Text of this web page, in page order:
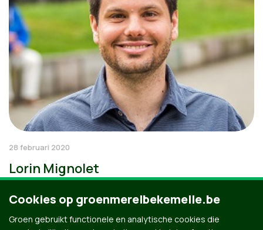
28 februari 2020
Lorin Mignolet
Cookies op groenmerelbekemelle.be
Groen gebruikt functionele en analytische cookies die